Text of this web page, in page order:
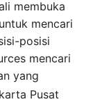
membuka
mencari
posisi
mencari
yang
Pusat